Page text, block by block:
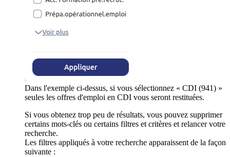
Dans l'exemple ci-dessus, si vous sélectionnez « CDI (941) »
seules les offres d'emploi en CDI vous seront restituées.
Si vous obtenez trop peu de résultats, vous pouvez supprimer
certains mots-clés ou certains filtres et critères et relancer votre
recherche.
Les filtres appliqués à votre recherche apparaissent de la façon
suivante :